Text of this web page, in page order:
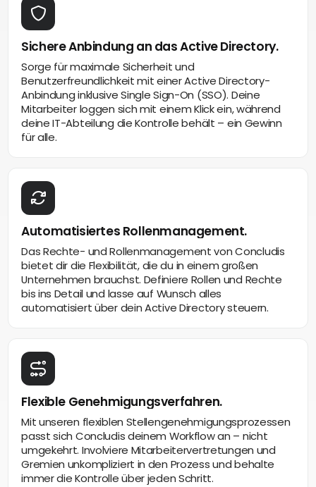
Sichere Anbindung an das Active Directory.
Sorge für maximale Sicherheit und
Benutzerfreundlichkeit mit einer Active Directory-
Anbindung inklusive Single Sign-On (SSO). Deine
Mitarbeiter loggen sich mit einem Klick ein, während
deine IT-Abteilung die Kontrolle behält – ein Gewinn
für alle.
Automatisiertes Rollenmanagement.
Das Rechte- und Rollenmanagement von Concludis
bietet dir die Flexibilität, die du in einem großen
Unternehmen brauchst. Definiere Rollen und Rechte
bis ins Detail und lasse auf Wunsch alles
automatisiert über dein Active Directory steuern.
Flexible Genehmigungsverfahren.
Mit unseren flexiblen Stellengenehmigungsprozessen
passt sich Concludis deinem Workflow an – nicht
umgekehrt. Involviere Mitarbeitervertretungen und
Gremien unkompliziert in den Prozess und behalte
immer die Kontrolle über jeden Schritt.